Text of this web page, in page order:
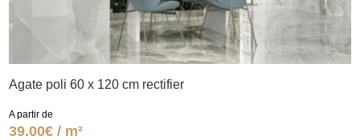
Agate poli 60 x 120 cm rectifier
A partir de
39.00€ / m²